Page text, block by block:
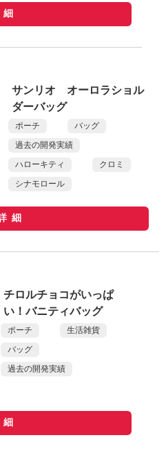
サンリオ オーロラショル
ダーバッグ
ポーチ バッグ
過去の開発実績
ハローキティ クロミ
シナモロール
細
チロルチョコがいっぱ
い！バニティバッグ
ポーチ 生活雑貨
バッグ
過去の開発実績